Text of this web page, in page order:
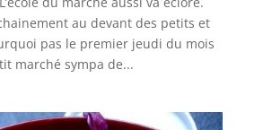
au devant des petits et
pas le premier jeudi du mois
marché sympa de...